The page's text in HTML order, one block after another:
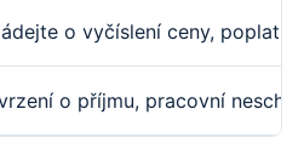
o vyčíslení ceny,
o příjmu, pracovní